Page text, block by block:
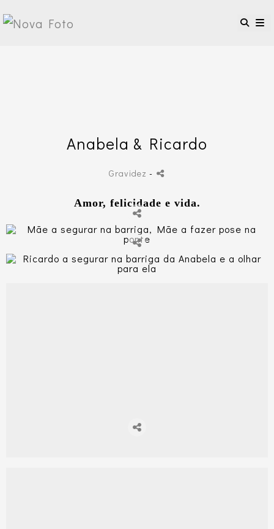
Anabela & Ricardo
Gravidez -
Amor, felicidade e vida.